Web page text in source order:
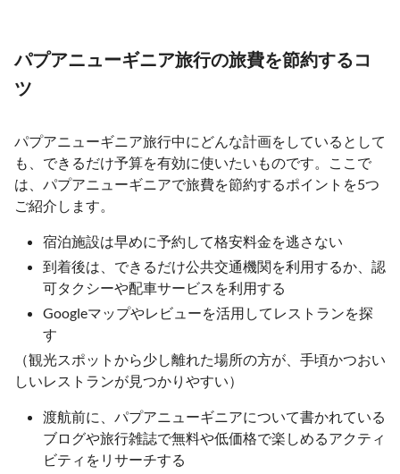
パプアニューギニア旅行の旅費を節約するコ
ツ
パプアニューギニア旅行中にどんな計画をしているとして
も、できるだけ予算を有効に使いたいものです。ここで
は、パプアニューギニアで旅費を節約するポイントを5つ
ご紹介します。
宿泊施設は早めに予約して格安料金を逃さない
到着後は、できるだけ公共交通機関を利用するか、認
可タクシーや配車サービスを利用する
Googleマップやレビューを活用してレストランを探
す
（観光スポットから少し離れた場所の方が、手頃かつおい
しいレストランが見つかりやすい）
渡航前に、パプアニューギニアについて書かれている
ブログや旅行雑誌で無料や低価格で楽しめるアクティ
ビティをリサーチする